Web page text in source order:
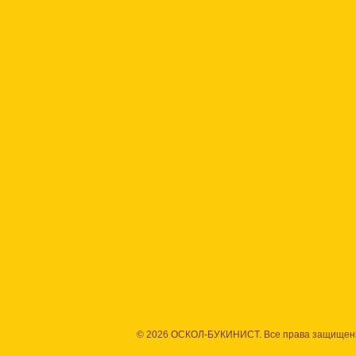
© 2026 ОСКОЛ-БУКИНИСТ. Все права